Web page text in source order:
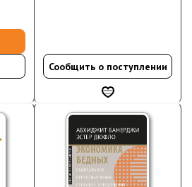
Сообщить о поступлении